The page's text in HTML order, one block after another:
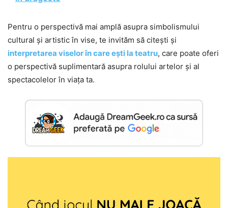
Pentru o perspectivă mai amplă asupra simbolismului
cultural și artistic în vise, te invităm să citești și
interpretarea viselor în care ești la teatru, care poate oferi
o perspectivă suplimentară asupra rolului artelor și al
spectacolelor în viața ta.